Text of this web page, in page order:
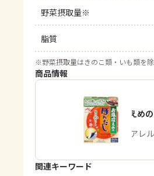
野菜摂取量※
脂質
※野菜摂取量はきのこ類・いも類を除
商品情報
「お塩控えめの
商品・アレ
関連キーワード